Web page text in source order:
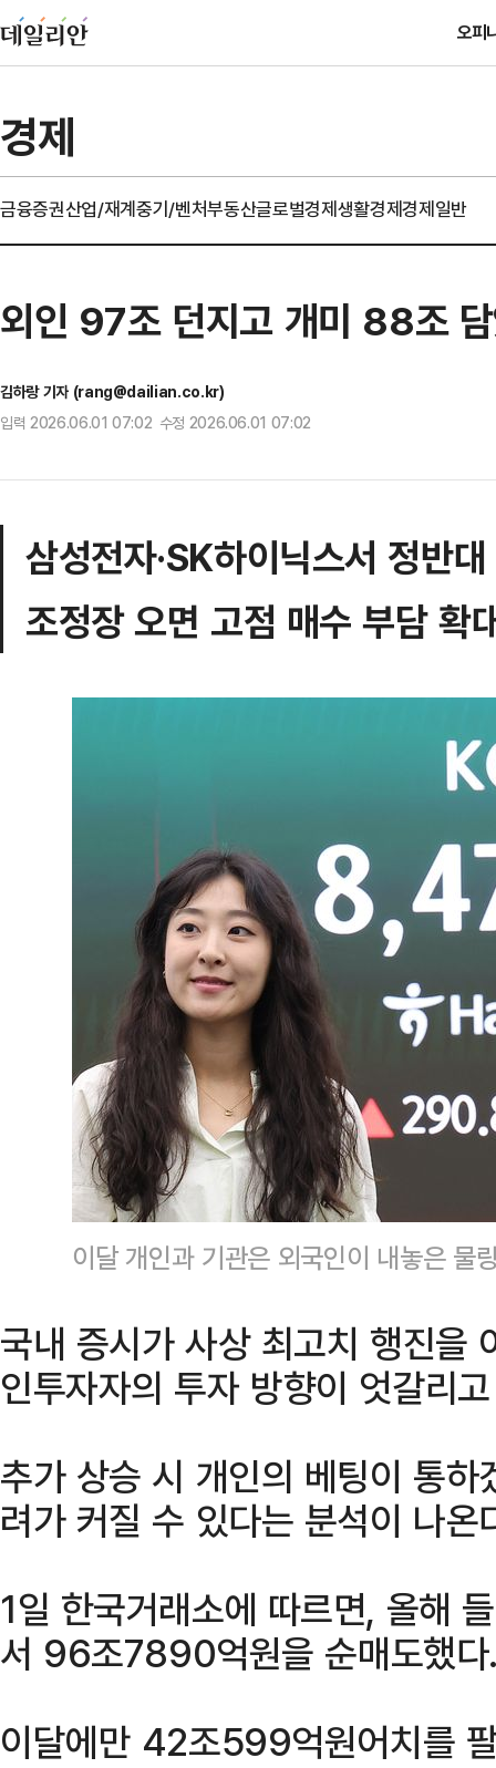
오피
경제
금융증권산업/재계중기/벤처부동산글로벌경제생활경제경제일반
외인 97조 던지고 개미 88조
김하랑 기자 (rang@dailian.co.kr)
입력 2026.06.01 07:02 수정 2026.06.01 07:02
삼성전자·SK하이닉스서 정반
조정장 오면 고점 매수 부담 확
이달 개인과 기관은 외국인이 내놓은
국내 증시가 사상 최고치 행진을
인투자자의 투자 방향이 엇갈리
추가 상승 시 개인의 베팅이 통
려가 커질 수 있다는 분석이 나온
1일 한국거래소에 따르면, 올해
서 96조7890억원을 순매도했
이달에만 42조599억원어치를